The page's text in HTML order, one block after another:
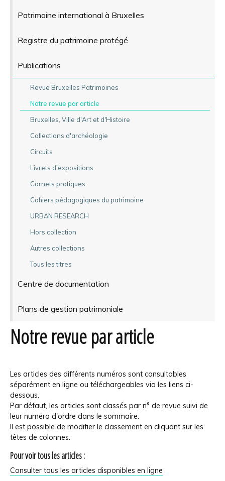
Patrimoine international à Bruxelles
Registre du patrimoine protégé
Publications
Revue Bruxelles Patrimoines
Notre revue par article
Bruxelles, Ville d'Art et d'Histoire
Collections d'archéologie
Circuits
Livrets d'expositions
Carnets pratiques
Cahiers pédagogiques du patrimoine
URBAN RESEARCH
Hors collection
Autres collections
Tous les titres
Centre de documentation
Plans de gestion patrimoniale
Notre revue par article
Les articles des différents numéros sont consultables
séparément en ligne ou téléchargeables via les liens ci-
dessous.
Par défaut, les articles sont classés par n° de revue suivi de
leur numéro d'ordre dans le sommaire.
Il est possible de modifier le classement en cliquant sur les
têtes de colonnes.
Pour voir tous les articles :
Consulter tous les articles disponibles en ligne